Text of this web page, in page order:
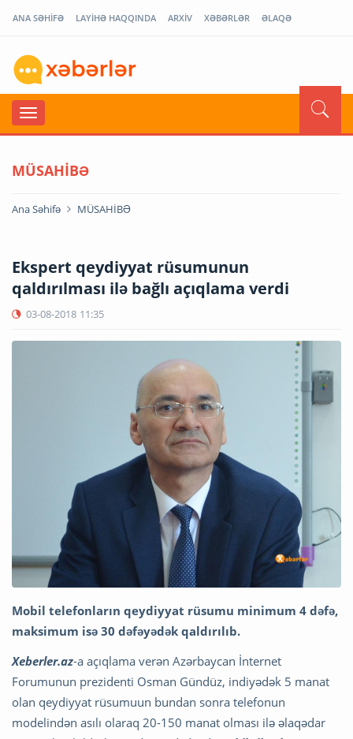
ANA SƏHİFƏ LAYİHƏ HAQQINDA ARXİV XƏBƏRLƏR ƏLAQƏ
MÜSAHİBƏ
Ana Səhifə MÜSAHİBƏ
Ekspert qeydiyyat rüsumunun
qaldırılması ilə bağlı açıqlama verdi
03-08-2018 11:35
Mobil telefonların qeydiyyat rüsumu minimum 4 dəfə,
maksimum isə 30 dəfəyədək qaldırılıb.
Xeberler.az-a açıqlama verən Azərbaycan İnternet
Forumunun prezidenti Osman Gündüz, indiyədək 5 manat
olan qeydiyyat rüsumuun bundan sonra telefonun
modelindən asılı olaraq 20-150 manat olması ilə əlaqədar